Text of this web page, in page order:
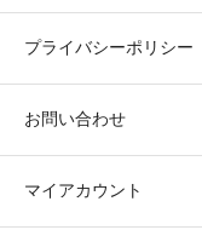
プライバシーポリシー
お問い合わせ
マイアカウント